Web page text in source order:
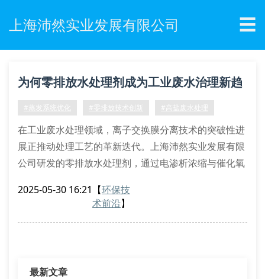
上海沛然实业发展有限公司 ☰
为何零排放水处理剂成为工业废水治理新趋
势？
#蒸发系统优化 #零排放技术创新 #高盐废水处理
在工业废水处理领域，离子交换膜分离技术的突破性进
展正推动处理工艺的革新迭代。上海沛然实业发展有限
公司研发的零排放水处理剂，通过电渗析浓缩与催化氧
技术采用多级反渗透组合工艺，使废水回用率突破98%
2025-05-30 16:21 【环保技
术前沿】
最新文章